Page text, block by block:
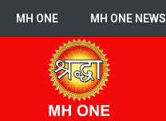
MH ONE MH ONE NEWS